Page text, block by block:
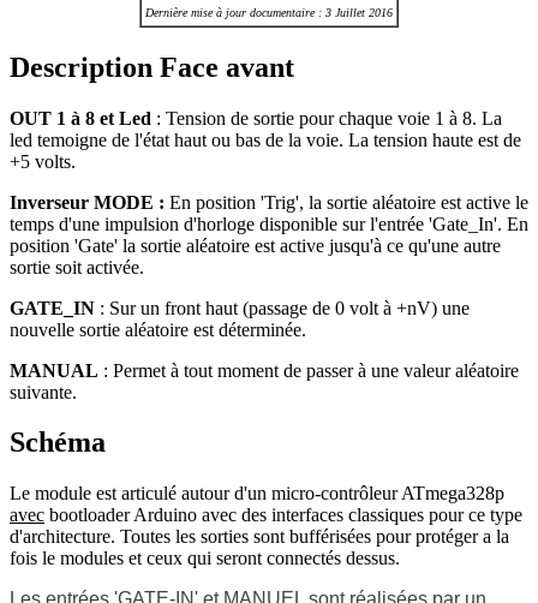
Dernière mise à jour documentaire : 3 Juillet 2016
Description Face avant
OUT 1 à 8 et Led : Tension de sortie pour chaque voie 1 à 8. La
led temoigne de l'état haut ou bas de la voie. La tension haute est de
+5 volts.
Inverseur MODE : En position 'Trig', la sortie aléatoire est active le
temps d'une impulsion d'horloge disponible sur l'entrée 'Gate_In'. En
position 'Gate' la sortie aléatoire est active jusqu'à ce qu'une autre
sortie soit activée.
GATE_IN : Sur un front haut (passage de 0 volt à +nV) une
nouvelle sortie aléatoire est déterminée.
MANUAL : Permet à tout moment de passer à une valeur aléatoire
suivante.
Schéma
Le module est articulé autour d'un micro-contrôleur ATmega328p
avec bootloader Arduino avec des interfaces classiques pour ce type
d'architecture. Toutes les sorties sont bufférisées pour protéger a la
fois le modules et ceux qui seront connectés dessus.